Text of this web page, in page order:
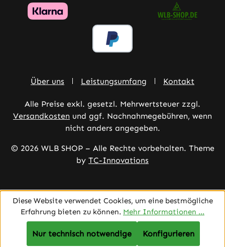
Über uns Leistungsumfang Kontakt
Alle Preise exkl. gesetzl. Mehrwertsteuer zzgl.
Versandkosten und ggf. Nachnahmegebühren, wenn
nicht anders angegeben.
© 2026 WLB SHOP – Alle Rechte vorbehalten. Theme
by TC-Innovations
Diese Website verwendet Cookies, um eine bestmögliche
Erfahrung bieten zu können. Mehr Informationen ...
Nur technisch notwendige Konfigurieren